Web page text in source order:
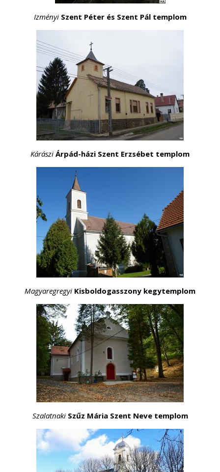
Izményi Szent Péter és Szent Pál templom
Kárászi Árpád-házi Szent Erzsébet templom
Magyaregregyi Kisboldogasszony kegytemplom
Szalatnaki Szűz Mária Szent Neve templom